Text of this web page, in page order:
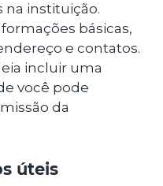
na instituição.
básicas,
e contatos.
incluir uma
você pode
da
úteis